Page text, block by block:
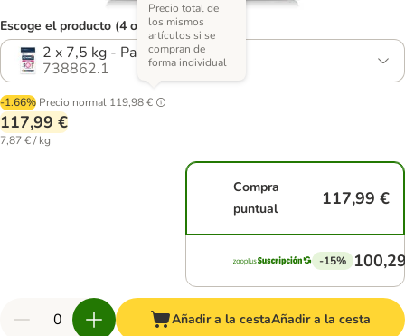
Escoge el producto (4 opciones)
2 x 7,5 kg - Pack Ahorro
738862.1
-1.66% Precio normal 119,98 €
Precio total de
los mismos
artículos si se
compran de
forma individual
117,99 €
7,87 € / kg
Compra
puntual
117,99 €
-15%
Añadir a la cestaAñadir a la cesta